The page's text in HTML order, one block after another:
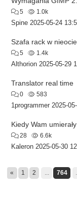
5 1.0k
Spine 2025-05-24
Szafa rack w
5 1.4k
Althorion 2025-05-29
Translator real time
0 583
1programmer 2025-
Kiedy Wam
28 6.6k
Kaleron 2025-05-30
« 1 2 ... 764